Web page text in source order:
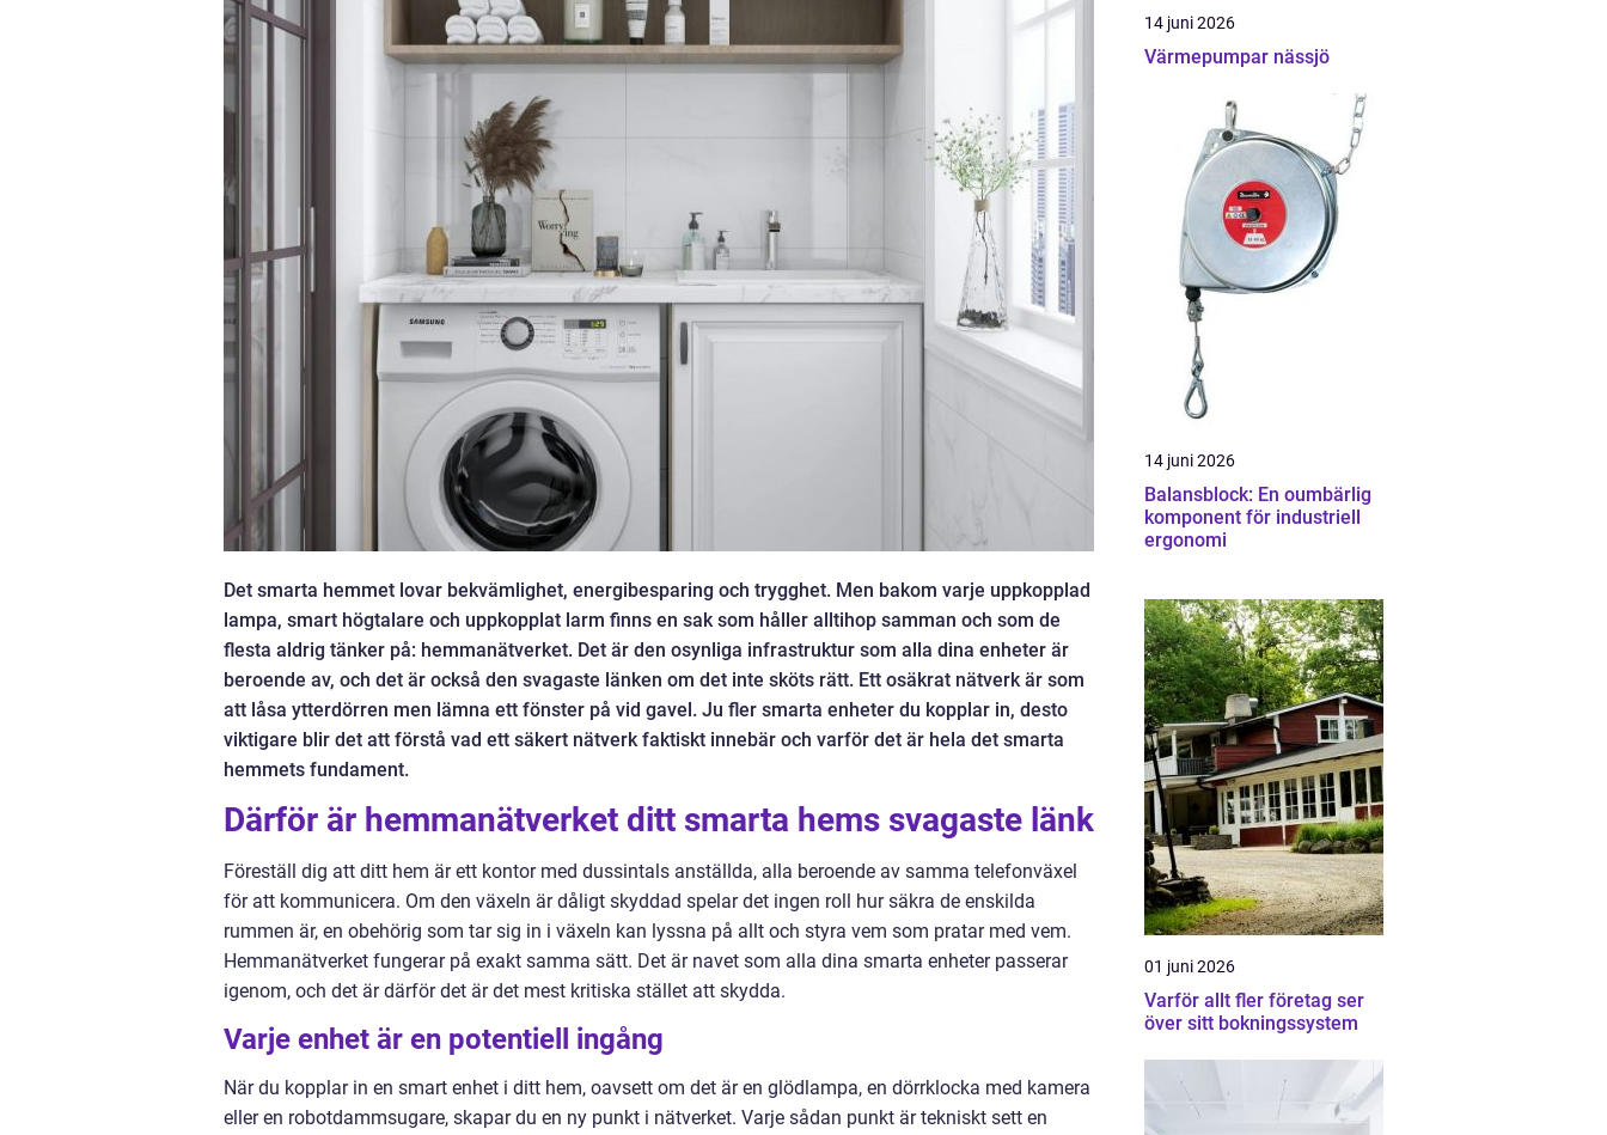
Det smarta hemmet lovar bekvämlighet, energibesparing och trygghet. Men bakom varje uppkopplad
lampa, smart högtalare och uppkopplat larm finns en sak som håller alltihop samman och som de
flesta aldrig tänker på: hemmanätverket. Det är den osynliga infrastruktur som alla dina enheter är
beroende av, och det är också den svagaste länken om det inte sköts rätt. Ett osäkrat nätverk är som
att låsa ytterdörren men lämna ett fönster på vid gavel. Ju fler smarta enheter du kopplar in, desto
viktigare blir det att förstå vad ett säkert nätverk faktiskt innebär och varför det är hela det smarta
hemmets fundament.
Därför är hemmanätverket ditt smarta hems svagaste länk
Föreställ dig att ditt hem är ett kontor med dussintals anställda, alla beroende av samma telefonväxel
för att kommunicera. Om den växeln är dåligt skyddad spelar det ingen roll hur säkra de enskilda
rummen är, en obehörig som tar sig in i växeln kan lyssna på allt och styra vem som pratar med vem.
Hemmanätverket fungerar på exakt samma sätt. Det är navet som alla dina smarta enheter passerar
igenom, och det är därför det är det mest kritiska stället att skydda.
Varje enhet är en potentiell ingång
När du kopplar in en smart enhet i ditt hem, oavsett om det är en glödlampa, en dörrklocka med kamera
eller en robotdammsugare, skapar du en ny punkt i nätverket. Varje sådan punkt är tekniskt sett en
14 juni 2026
Värmepumpar nässjö
14 juni 2026
Balansblock: En oumbärlig
komponent för industriell
ergonomi
01 juni 2026
Varför allt fler företag ser
över sitt bokningssystem